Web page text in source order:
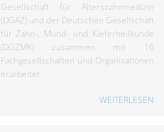
Gesellschaft für Alterszahnmedizin
(DGAZ) und der Deutschen Gesellschaft
für Zahn-, Mund- und Kieferheilkunde
(DGZMK) zusammen mit 16
Fachgesellschaften und Organisationen
erarbeitet.
WEITERLESEN